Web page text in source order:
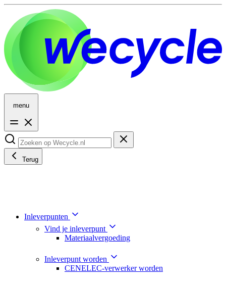
menu
Terug
Inleverpunten
Vind je inleverpunt
Materiaalvergoeding
Inleverpunt worden
CENELEC-verwerker worden